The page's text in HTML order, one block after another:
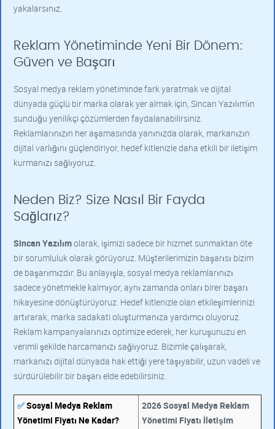
yakalarsınız.
Reklam Yönetiminde Yeni Bir Dönem:
Güven ve Başarı
Sosyal medya reklam yönetiminde fark yaratmak ve dijital
dünyada güçlü bir marka olarak yer almak için, Sincan Yazılım'ın
sunduğu yenilikçi çözümlerden faydalanabilirsiniz.
Reklamlarınızın her aşamasında yanınızda olarak, markanızın
dijital varlığını güçlendiriyor, hedef kitlenizle daha etkili bir iletişim
kurmanızı sağlıyoruz.
Neden Biz? Size Nasıl Bir Fayda
Sağlarız?
Sincan Yazılımolarak, işimizi sadece bir hizmet sunmaktan öte
bir sorumluluk olarak görüyoruz. Müşterilerimizin başarısı bizim
de başarımızdır. Bu anlayışla, sosyal medya reklamlarınızı
sadece yönetmekle kalmıyor, aynı zamanda onları birer başarı
hikayesine dönüştürüyoruz. Hedef kitlenizle olan etkileşimlerinizi
artırarak, marka sadakati oluşturmanıza yardımcı oluyoruz.
Reklam kampanyalarınızı optimize ederek, her kuruşunuzu en
verimli şekilde harcamanızı sağlıyoruz. Bizimle çalışarak,
markanızı dijital dünyada hak ettiği yere taşıyabilir, uzun vadeli ve
sürdürülebilir bir başarı elde edebilirsiniz.
✅Sosyal Medya Reklam
Yönetimi Fiyatı Ne Kadar?
2026 Sosyal Medya Reklam
Yönetimi Fiyatı İletişim